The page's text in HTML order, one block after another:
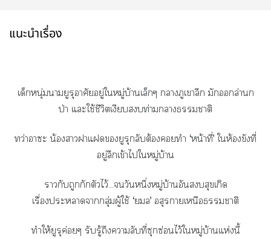
แนะนำเรื่อง
เด็กหนุ่มายูรุอาศัยอยู่ใหมู่บ้านเล็กๆ าภูเาลึก มักล่านก
ป่า แะใช้ชีวิตเงียบท่ามกลางาติ
ทว่าาะ น้องาาแยูรุกลับต้องทำ ‘หน้าที่’ ให้องขังที่
อยู่ลึกเข้าไใหมู่บ้าน
ากับถูกกักตัวไว้...วันหนึ่งหมู่บ้านอันสุขเกิด
เรื่องะาากลุ่มผู้ใช้ ‘’ อสุรกายเหนือาติ
ทำให้ยูรุค่อยๆ รับรู้ถึงาลับที่ซุกซ่อนไว้ใหมู่บ้านแห่งนี้